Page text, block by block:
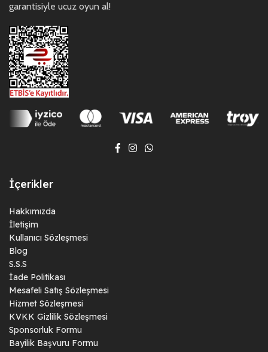
garantisiyle ucuz oyun al!
İçerikler
Hakkımızda
İletişim
Kullanıcı Sözleşmesi
Blog
S.S.S
İade Politikası
Mesafeli Satış Sözleşmesi
Hizmet Sözleşmesi
KVKK Gizlilik Sözleşmesi
Sponsorluk Formu
Bayilik Başvuru Formu